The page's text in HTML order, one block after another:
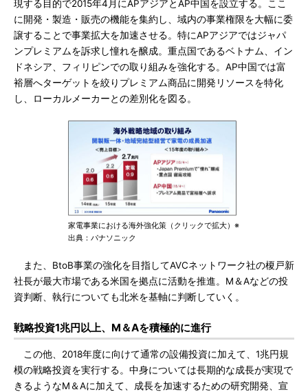
現する目的で2015年4月にAPアジアとAP中国を設立する。ここ
に開発・製造・販売の機能を集約し、域内の事業権限を大幅に委
譲することで事業拡大を加速させる。特にAPアジアではジャパ
ンプレミアムを訴求し憧れを醸成。重点国であるベトナム、イン
ドネシア、フィリピンでの取り組みを強化する。AP中国では富
裕層へターゲットを絞りプレミアム商品に開発リソースを特化
し、ローカルメーカーとの差別化を図る。
家電事業における海外強化策（クリックで拡大）※
出典：パナソニック
また、BtoB事業の強化を目指してAVCネットワーク社の榎戸新
社長が最大市場である米国を拠点に活動を推進。M＆Aなどの投
資判断、執行についても北米を基軸に判断していく。
戦略投資1兆円以上、M＆Aを積極的に進行
この他、2018年度に向けて通常の設備投資に加えて、1兆円規
模の戦略投資を実行する。中身については長期的な成長が実現で
きるようなM＆Aに加えて、成長を加速するための研究開発、宣